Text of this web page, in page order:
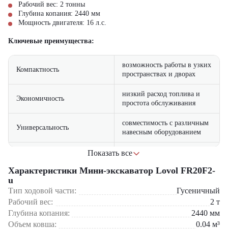
Рабочий вес: 2 тонны
Глубина копания: 2440 мм
Мощность двигателя: 16 л.с.
Ключевые преимущества:
Компактность
возможность работы в узких
пространствах и дворах
Экономичность
низкий расход топлива и
простота обслуживания
Универсальность
совместимость с различным
навесным оборудованием
удобное сиденье и простое
защита ключевых узлов
Ландшафтные работы (озеленение, рытье небольших траншей)
Строительство (фундаменты малых объектов, дренажные
системы)
Сельское хозяйство (мелиорация, рытье канав)
Работы внутри помещений (склады, цеха)
Показать все
Характеристики Мини-экскаватор Lovol FR20F2-
u
Тип ходовой части:
Гусеничный
Рабочий вес:
2 т
Глубина копания:
2440 мм
Объем ковша:
0.04 м³